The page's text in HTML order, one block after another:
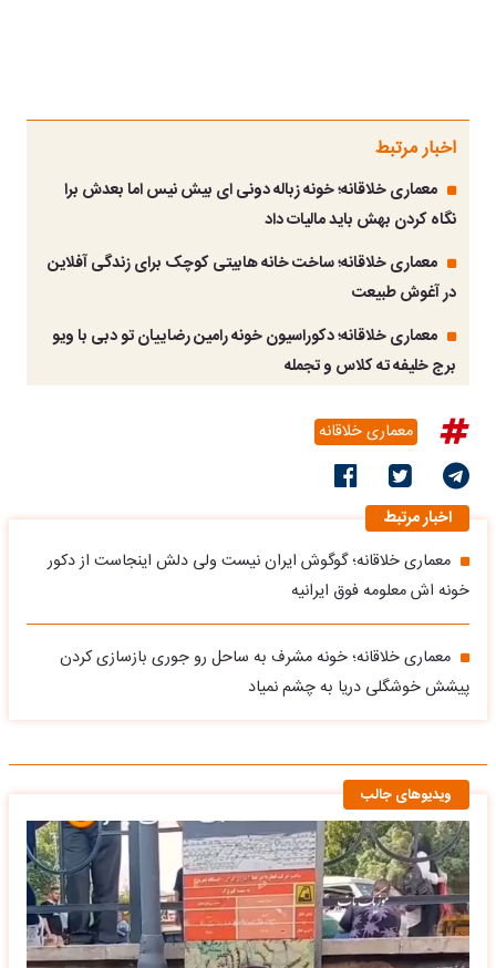
اخبار مرتبط
معماری خلاقانه؛ خونه زباله دونی ای بیش نیس اما بعدش برا
نگاه کردن بهش باید مالیات داد
معماری خلاقانه؛ ساخت خانه هابیتی کوچک برای زندگی آفلاین
در آغوش طبیعت
معماری خلاقانه؛ دکوراسیون خونه رامین رضاییان تو دبی با ویو
برج خلیفه ته کلاس و تجمله
معماری خلاقانه
اخبار مرتبط
معماری خلاقانه؛ گوگوش ایران نیست ولی دلش اینجاست از دکور
خونه اش معلومه فوق ایرانیه
معماری خلاقانه؛ خونه مشرف به ساحل رو جوری بازسازی کردن
پیشش خوشگلی دریا به چشم نمیاد
ویدیوهای جالب